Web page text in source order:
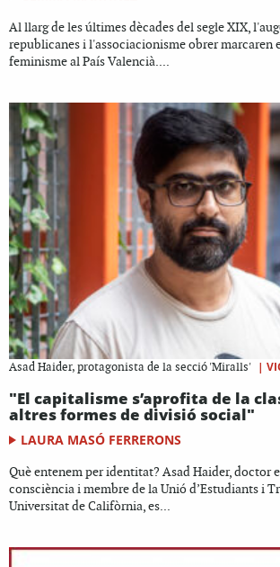
Al llarg de les últimes dècades del segle XIX,
republicanes i l'associacionisme obrer marcaren
feminisme al País Valencià....
Asad Haider, protagonista de la secció 'Miralls' |
"El capitalisme s’aprofita de la
altres formes de divisió social"
LAURA MASÓ FERRERONS
Què entenem per identitat? Asad Haider, doctor
consciència i membre de la Unió d’Estudiants i
Universitat de Califòrnia, es...